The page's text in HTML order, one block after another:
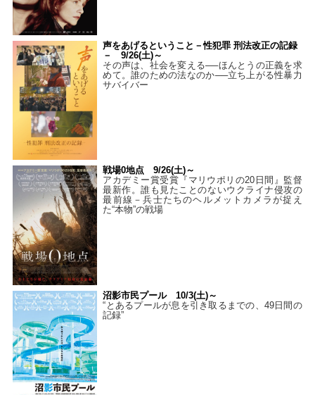
声をあげるということ－性犯罪 刑法改正の記録
－ 9/26(土)～
その声は、社会を変える──ほんとうの正義を求
めて。誰のための法なのか──立ち上がる性暴力
サバイバー
戦場0地点 9/26(土)～
アカデミー賞受賞『マリウポリの20日間』監督
最新作。誰も見たことのないウクライナ侵攻の
最前線－兵士たちのヘルメットカメラが捉え
た“本物”の戦場
沼影市民プール 10/3(土)～
“とあるプールが息を引き取るまでの、49日間の
記録”